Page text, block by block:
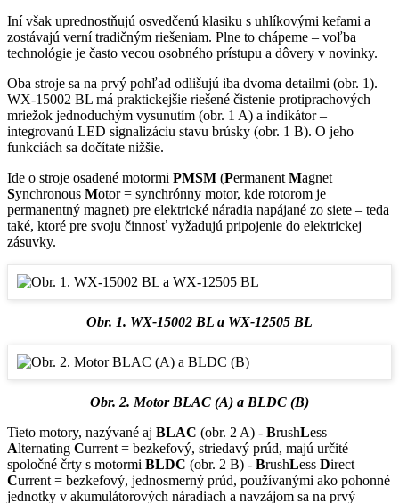
Iní však uprednostňujú osvedčenú klasiku s uhlíkovými kefami a
zostávajú verní tradičným riešeniam. Plne to chápeme – voľba
technológie je často vecou osobného prístupu a dôvery v novinky.
Oba stroje sa na prvý pohľad odlišujú iba dvoma detailmi (obr. 1).
WX-15002 BL má praktickejšie riešené čistenie protiprachových
mriežok jednoduchým vysunutím (obr. 1 A) a indikátor –
integrovanú LED signalizáciu stavu brúsky (obr. 1 B). O jeho
funkciách sa dočítate nižšie.
Ide o stroje osadené motormi PMSM (Permanent Magnet
Synchronous Motor = synchrónny motor, kde rotorom je
permanentný magnet) pre elektrické náradia napájané zo siete – teda
také, ktoré pre svoju činnosť vyžadujú pripojenie do elektrickej
zásuvky.
Obr. 1. WX-15002 BL a WX-12505 BL
Obr. 2. Motor BLAC (A) a BLDC (B)
Tieto motory, nazývané aj BLAC (obr. 2 A) - BrushLess
Alternating Current = bezkefový, striedavý prúd, majú určité
spoločné črty s motormi BLDC (obr. 2 B) - BrushLess Direct
Current = bezkefový, jednosmerný prúd, používanými ako pohonné
jednotky v akumulátorových náradiach a navzájom sa na prvý